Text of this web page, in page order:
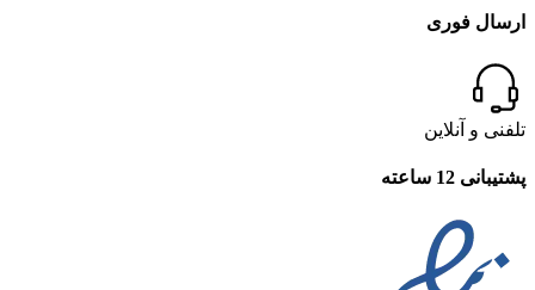
ارسال فوری
تلفنی و آنلاین
پشتیبانی 12 ساعته